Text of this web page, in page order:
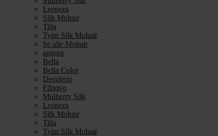
Leonora
Silk Mohair
Tilia
Tynn Silk Mohair
Se alle Mohair
angora
Bella
Bella Color
Desiderio
Filnovo
Mulberry Silk
Leonora
Silk Mohair
Tilia
Tynn Silk Mohair